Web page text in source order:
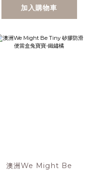
加入購物車
澳洲We Might Be